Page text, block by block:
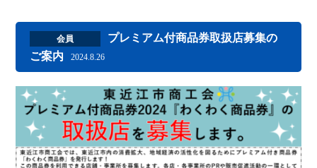
会員
プレミアム付商品券取扱店募集の
ご案内
2024.8.26